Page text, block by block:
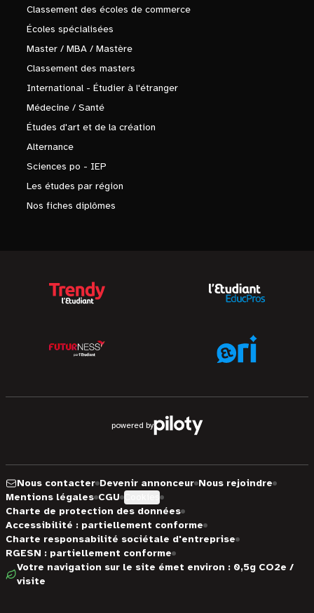
Classement des écoles de commerce
Écoles spécialisées
Master / MBA / Mastère
Classement des masters
International - Étudier à l'étranger
Médecine / Santé
Études d'art et de la création
Alternance
Sciences po - IEP
Les études par région
Nos fiches diplômes
powered by
Nous contacter Devenir annonceur Nous rejoindre
Mentions légales CGU
Charte de protection des données
Accessibilité : partiellement conforme
Charte responsabilité sociétale d'entreprise
RGESN : partiellement conforme
Votre navigation sur le site émet environ : 0,5g CO2e /
visite